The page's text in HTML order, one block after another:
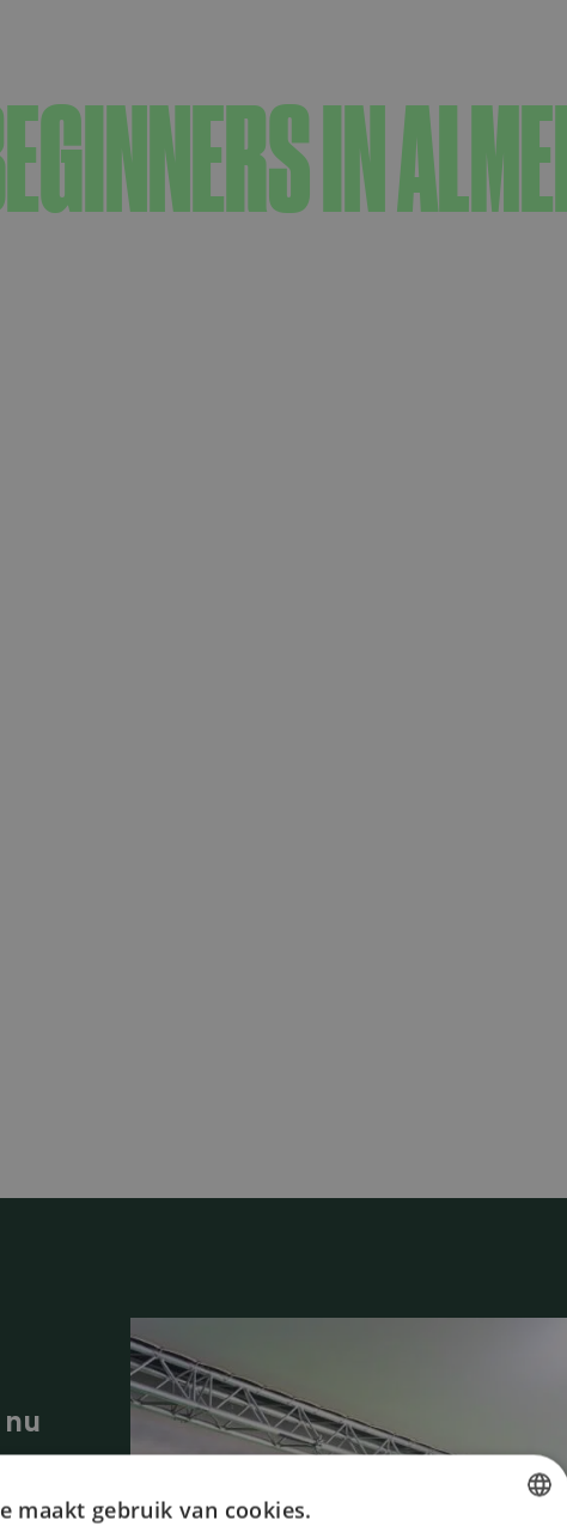
IN
maakt gebruik van cookies.